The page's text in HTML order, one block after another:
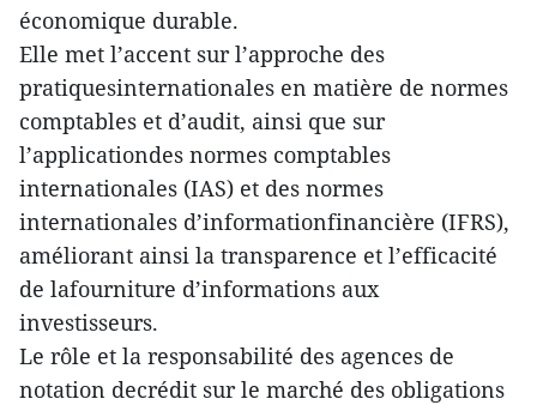
économique durable.
Elle met l’accent sur l’approche des
pratiquesinternationales en matière de normes
comptables et d’audit, ainsi que sur
l’applicationdes normes comptables
internationales (IAS) et des normes
internationales d’informationfinancière (IFRS),
améliorant ainsi la transparence et l’efficacité
de lafourniture d’informations aux
investisseurs.
Le rôle et la responsabilité des agences de
notation decrédit sur le marché des obligations